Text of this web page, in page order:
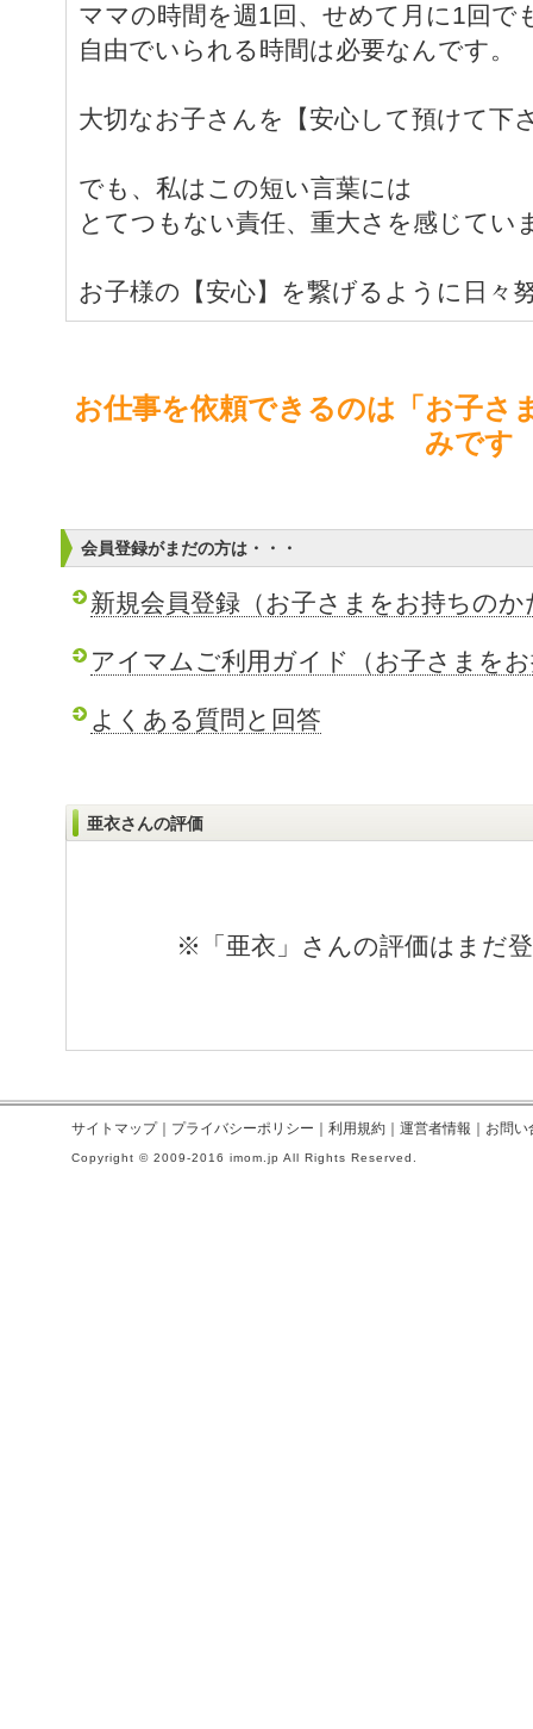
ママの時間を週1回、せめて月に1回で
自由でいられる時間は必要なんです。
大切なお子さんを【安心して預けて下
でも、私はこの短い言葉には
とてつもない責任、重大さを感じてい
お子様の【安心】を繋げるように日々
お仕事を依頼できるのは「お子さ
みです
会員登録がまだの方は・・・
新規会員登録（お子さまをお持ちのか
アイマムご利用ガイド（お子さまを
よくある質問と回答
亜衣さんの評価
※「亜衣」さんの評価はまだ
サイトマップ｜ プライバシーポリシー 利用規約 運営者情報 お問い
Copyright © 2009-2016 imom.jp All Rights Reserved.